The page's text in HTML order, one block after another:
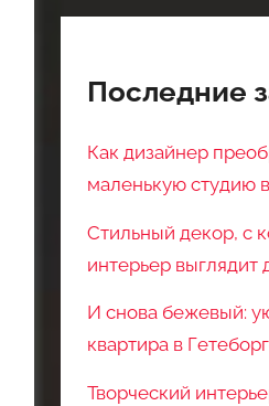
Последние
Как дизайнер
маленькую студию
Стильный декор, с
интерьер выглядит
И снова бежевый:
квартира в
Творческий